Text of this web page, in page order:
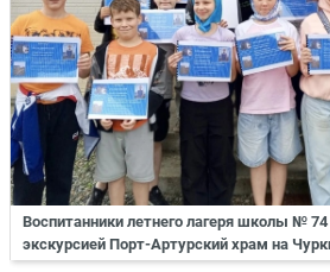
Воспитанники летнего лагеря школы № 74
экскурсией Порт-Артурский храм на